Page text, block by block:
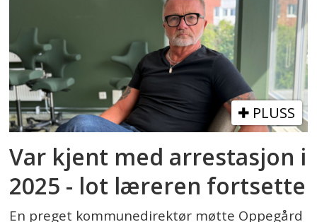
PLUSS
Var kjent med arrestasjon i
2025 - lot læreren fortsette
En preget kommunedirektør møtte Oppegård